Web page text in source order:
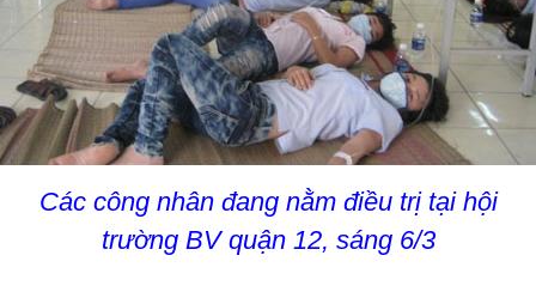
Các công nhân đang nằm điều trị tại hội
trường BV quận 12, sáng 6/3